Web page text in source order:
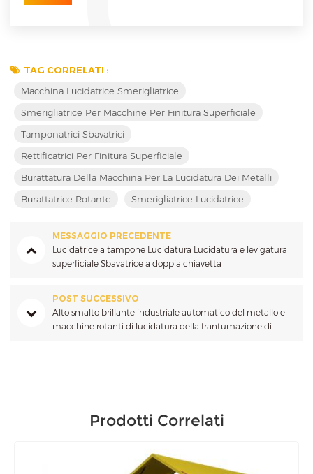
TAG CORRELATI :
Macchina Lucidatrice Smerigliatrice
Smerigliatrice Per Macchine Per Finitura Superficiale
Tamponatrici Sbavatrici
Rettificatrici Per Finitura Superficiale
Burattatura Della Macchina Per La Lucidatura Dei Metalli
Burattatrice Rotante
Smerigliatrice Lucidatrice
MESSAGGIO PRECEDENTE
Lucidatrice a tampone Lucidatura Lucidatura e levigatura
superficiale Sbavatrice a doppia chiavetta
POST SUCCESSIVO
Alto smalto brillante industriale automatico del metallo e
macchine rotanti di lucidatura della frantumazione di
Prodotti Correlati